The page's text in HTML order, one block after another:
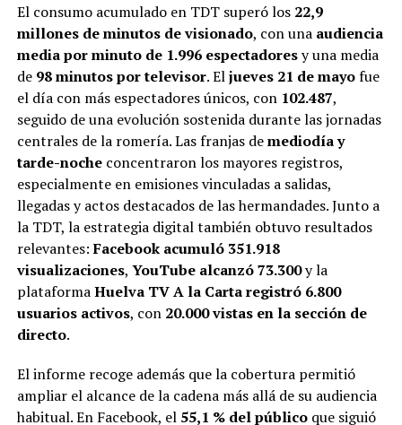
El consumo acumulado en TDT superó los 22,9
millones de minutos de visionado, con una audiencia
media por minuto de 1.996 espectadoresy una media
de 98 minutos por televisor. Eljueves 21 de mayofue
el día con más espectadores únicos, con 102.487,
seguido de una evolución sostenida durante las jornadas
centrales de la romería. Las franjas demediodía y
tarde-nocheconcentraron los mayores registros,
especialmente en emisiones vinculadas a salidas,
llegadas y actos destacados de las hermandades. Junto a
la TDT, la estrategia digital también obtuvo resultados
relevantes:Facebook acumuló 351.918
visualizaciones, YouTube alcanzó 73.300y la
plataformaHuelva TV A la Carta registró 6.800
usuarios activos, con 20.000 vistas en la sección de
directo.
El informe recoge además que la cobertura permitió
ampliar el alcance de la cadena más allá de su audiencia
habitual. En Facebook, el 55,1 % del públicoque siguió